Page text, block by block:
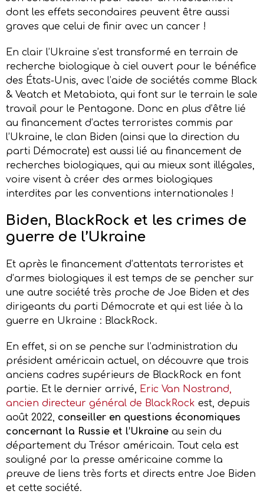
dont les effets secondaires peuvent être aussi
graves que celui de finir avec un cancer !
En clair l’Ukraine s’est transformé en terrain de
recherche biologique à ciel ouvert pour le bénéfice
des États-Unis, avec l’aide de sociétés comme Black
& Veatch et Metabiota, qui font sur le terrain le sale
travail pour le Pentagone. Donc en plus d’être lié
au financement d’actes terroristes commis par
l’Ukraine, le clan Biden (ainsi que la direction du
parti Démocrate) est aussi lié au financement de
recherches biologiques, qui au mieux sont illégales,
voire visent à créer des armes biologiques
interdites par les conventions internationales !
Biden, BlackRock et les crimes de
guerre de l’Ukraine
Et après le financement d’attentats terroristes et
d’armes biologiques il est temps de se pencher sur
une autre société très proche de Joe Biden et des
dirigeants du parti Démocrate et qui est liée à la
guerre en Ukraine : BlackRock.
En effet, si on se penche sur l’administration du
président américain actuel, on découvre que trois
anciens cadres supérieurs de BlackRock en font
partie. Et le dernier arrivé,
Eric Van Nostrand,
ancien directeur général de BlackRock est, depuis
août 2022, conseiller en questions économiques
concernant la Russie et l’Ukraine au sein du
département du Trésor américain. Tout cela est
souligné par la presse américaine comme la
preuve de liens très forts et directs entre Joe Biden
et cette société.